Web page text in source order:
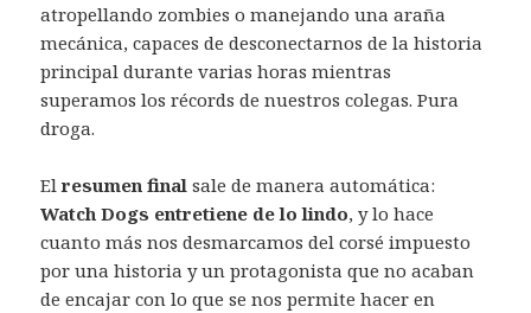
atropellando zombies o manejando una araña
mecánica, capaces de desconectarnos de la historia
principal durante varias horas mientras
superamos los récords de nuestros colegas. Pura
droga.
Elresumen final sale de manera automática:
Watch Dogs entretiene de lo lindo, y lo hace
cuanto más nos desmarcamos del corsé impuesto
por una historia y un protagonista que no acaban
de encajar con lo que se nos permite hacer en